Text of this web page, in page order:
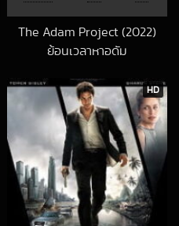
The Adam Project (2022)
ย้อนเวลาหาอดัม
HD